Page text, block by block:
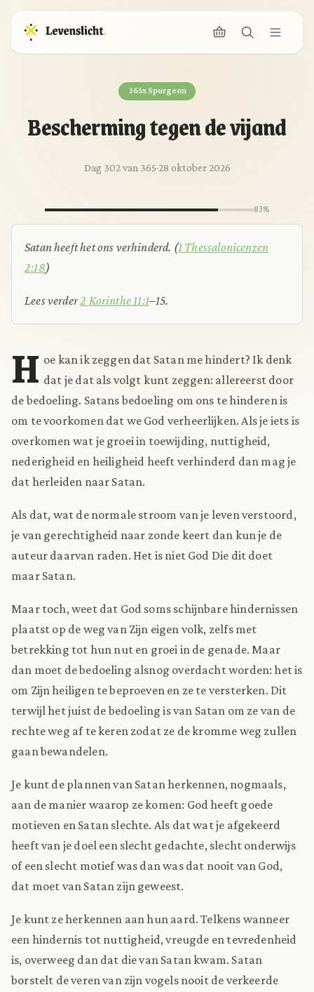
365x Spurgeon
Bescherming tegen de vijand
Dag 302 van 365·28 oktober 2026
83%
Satan heeft het ons verhinderd. (1 Thessalonicenzen
2:18)
Lees verder2 Korinthe 11:1–15.
H oe kan ik zeggen dat Satan me hindert? Ik denk
dat je dat als volgt kunt zeggen: allereerst door
de bedoeling. Satans bedoeling om ons te hinderen is
om te voorkomen dat we God verheerlijken. Als je iets is
overkomen wat je groei in toewijding, nuttigheid,
nederigheid en heiligheid heeft verhinderd dan mag je
dat herleiden naar Satan.
Als dat, wat de normale stroom van je leven verstoord,
je van gerechtigheid naar zonde keert dan kun je de
auteur daarvan raden. Het is niet God Die dit doet
maar Satan.
Maar toch, weet dat God soms schijnbare hindernissen
plaatst op de weg van Zijn eigen volk, zelfs met
betrekking tot hun nut en groei in de genade. Maar
dan moet de bedoeling alsnog overdacht worden: het is
om Zijn heiligen te beproeven en ze te versterken. Dit
terwijl het juist de bedoeling is van Satan om ze van de
rechte weg af te keren zodat ze de kromme weg zullen
gaan bewandelen.
Je kunt de plannen van Satan herkennen, nogmaals,
aan de manier waarop ze komen: God heeft goede
motieven en Satan slechte. Als dat wat je afgekeerd
heeft van je doel een slecht gedachte, slecht onderwijs
of een slecht motief was dan was dat nooit van God,
dat moet van Satan zijn geweest.
Je kunt ze herkennen aan hun aard. Telkens wanneer
een hindernis tot nuttigheid, vreugde en tevredenheid
is, overweeg dan dat die van Satan kwam. Satan
borstelt de veren van zijn vogels nooit de verkeerde